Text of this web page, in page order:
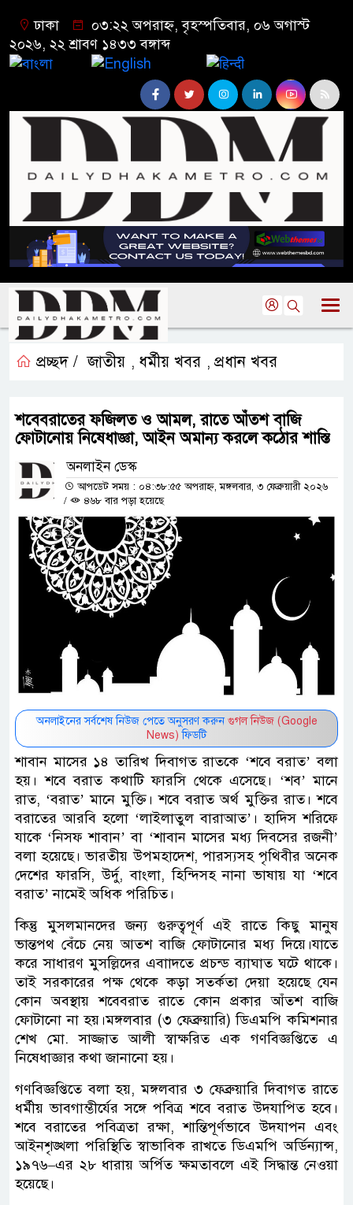
ঢাকা
০৩:২২ অপরাহ্ন, বৃহস্পতিবার, ০৬ অগাস্ট
২০২৬, ২২ শ্রাবণ ১৪৩৩ বঙ্গাব্দ
প্রচ্ছদ / জাতীয় , ধর্মীয় খবর , প্রধান খবর
শবেবরাতের ফজিলত ও আমল, রাতে আঁতশ বাজি
ফোটানোয় নিষেধাজ্ঞা, আইন অমান্য করলে কঠোর শাস্তি
অনলাইন ডেস্ক
আপডেট সময় : ০৪:৩৮:৫৫ অপরাহ্ন, মঙ্গলবার, ৩ ফেব্রুয়ারী ২০২৬
/
৪৬৮ বার পড়া হয়েছে
অনলাইনের সর্বশেষ নিউজ পেতে অনুসরণ করুন গুগল নিউজ (Google
News) ফিডটি
শাবান মাসের ১৪ তারিখ দিবাগত রাতকে ‘শবে বরাত’ বলা
হয়। শবে বরাত কথাটি ফারসি থেকে এসেছে। ‘শব’ মানে
রাত, ‘বরাত’ মানে মুক্তি। শবে বরাত অর্থ মুক্তির রাত। শবে
বরাতের আরবি হলো ‘লাইলাতুল বারাআত’। হাদিস শরিফে
যাকে ‘নিসফ শাবান’ বা ‘শাবান মাসের মধ্য দিবসের রজনী’
বলা হয়েছে। ভারতীয় উপমহাদেশ, পারস্যসহ পৃথিবীর অনেক
দেশের ফারসি, উর্দু, বাংলা, হিন্দিসহ নানা ভাষায় যা ‘শবে
বরাত’ নামেই অধিক পরিচিত।
কিন্তু মুসলমানদের জন্য গুরুত্বপূর্ণ এই রাতে কিছু মানুষ
ভান্তপথ বেঁচে নেয় আতশ বাজি ফোটানোর মধ্য দিয়ে।যাতে
করে সাধারণ মুসল্লিদের এবাাদতে প্রচন্ড ব্যাঘাত ঘটে থাকে।
তাই সরকারের পক্ষ থেকে কড়া সতর্কতা দেয়া হয়েছে যেন
কোন অবস্থায় শবেবরাত রাতে কোন প্রকার আঁতশ বাজি
ফোটানো না হয়।মঙ্গলবার (৩ ফেব্রুয়ারি) ডিএমপি কমিশনার
শেখ মো. সাজ্জাত আলী স্বাক্ষরিত এক গণবিজ্ঞপ্তিতে এ
নিষেধাজ্ঞার কথা জানানো হয়।
গণবিজ্ঞপ্তিতে বলা হয়, মঙ্গলবার ৩ ফেব্রুয়ারি দিবাগত রাতে
ধর্মীয় ভাবগাম্ভীর্যের সঙ্গে পবিত্র শবে বরাত উদযাপিত হবে।
শবে বরাতের পবিত্রতা রক্ষা, শান্তিপূর্ণভাবে উদযাপন এবং
আইনশৃঙ্খলা পরিস্থিতি স্বাভাবিক রাখতে ডিএমপি অর্ডিন্যান্স,
১৯৭৬–এর ২৮ ধারায় অর্পিত ক্ষমতাবলে এই সিদ্ধান্ত নেওয়া
হয়েছে।